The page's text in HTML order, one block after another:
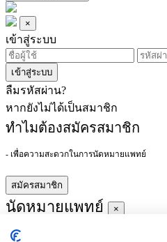
×
เข้าสู่ระบบ
เข้าสู่ระบบ
ลืมรหัสผ่าน?
หากยังไม่ได้เป็นสมาชิก
ทำไมต้องสมัครสมาชิก
- เพื่อความสะดวกในการนัดหมายแพทย์
สมัครสมาชิก
นัดหมายแพทย์ ×